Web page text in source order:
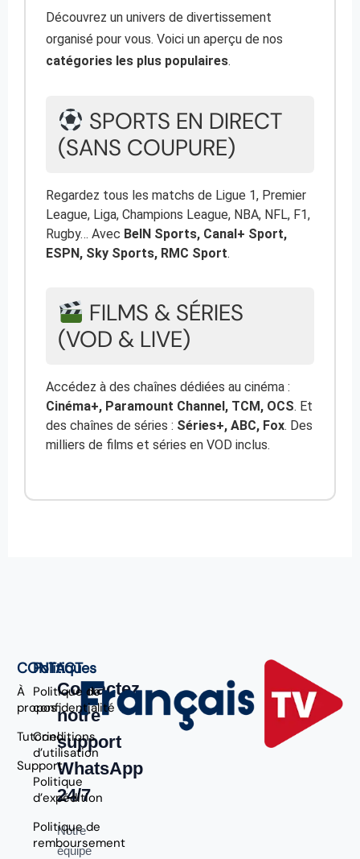
Découvrez un univers de divertissement
organisé pour vous. Voici un aperçu de nos
catégories les plus populaires.
SPORTS EN DIRECT
(SANS COUPURE)
Regardez tous les matchs de Ligue 1, Premier
League, Liga, Champions League, NBA, NFL, F1,
Rugby… Avec BeIN Sports, Canal+ Sport,
ESPN, Sky Sports, RMC Sport.
FILMS & SÉRIES
(VOD & LIVE)
Accédez à des chaînes dédiées au cinéma :
Cinéma+, Paramount Channel, TCM, OCS. Et
des chaînes de séries : Séries+, ABC, Fox. Des
milliers de films et séries en VOD inclus.
CONTACT
À
propos
Tutoriel
Support
Politiques
Politique de
confidentialité
Conditions
d’utilisation
Politique
d’expédition
Politique de
remboursement
Contactez
notre
support
WhatsApp
24/7
Notre
équipe